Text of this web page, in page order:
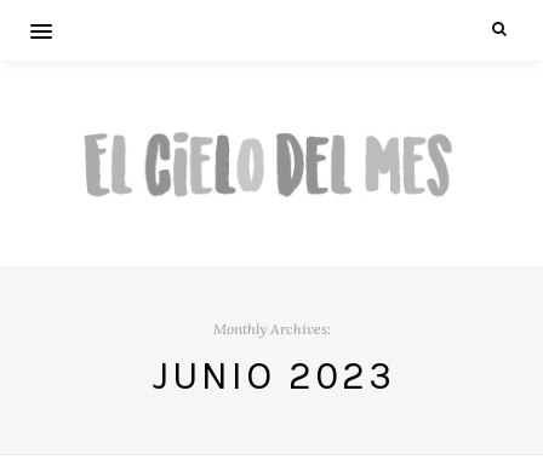
Monthly Archives:
JUNIO 2023